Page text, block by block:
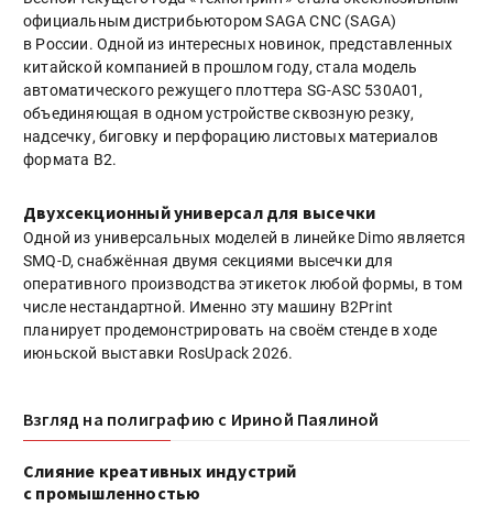
официальным дистрибьютором SAGA CNC (SAGA)
в России. Одной из интересных новинок, представленных
китайской компанией в прошлом году, стала модель
автоматического режущего плоттера SG-ASC 530A01,
объединяющая в одном устройстве сквозную резку,
надсечку, биговку и перфорацию листовых материалов
формата В2.
Двухсекционный универсал для высечки
Одной из универсальных моделей в линейке Dimo является
SMQ-D, снабжённая двумя секциями высечки для
оперативного производства этикеток любой формы, в том
числе нестандартной. Именно эту машину B2Print
планирует продемонстрировать на своём стенде в ходе
июньской выставки RosUpack 2026.
Взгляд на полиграфию с Ириной Паялиной
Слияние креативных индустрий
с промышленностью